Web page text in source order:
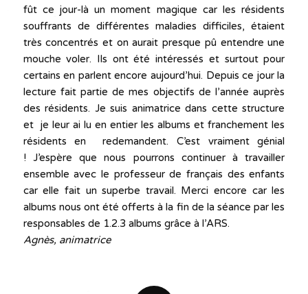
fût ce jour-là un moment magique car les résidents
souffrants de différentes maladies difficiles, étaient
très concentrés et on aurait presque pû entendre une
mouche voler. Ils ont été intéressés et surtout pour
certains en parlent encore aujourd’hui. Depuis ce jour la
lecture fait partie de mes objectifs de l’année auprès
des résidents. Je suis animatrice dans cette structure
et je leur ai lu en entier les albums et franchement les
résidents en redemandent. C’est vraiment génial
! J’espère que nous pourrons continuer à travailler
ensemble avec le professeur de français des enfants
car elle fait un superbe travail. Merci encore car les
albums nous ont été offerts à la fin de la séance par les
responsables de 1.2.3 albums grâce à l’ARS.
Agnès, animatrice